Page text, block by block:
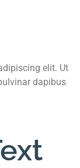
elit. Ut
dapibus